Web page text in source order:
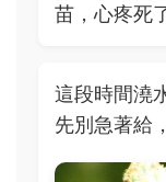
苗，心疼死
這段時間澆
先別急著給